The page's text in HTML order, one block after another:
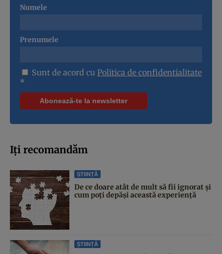
Numele
Prenumele
Sunt de acord cu Politica de confidentialitate
*
Iți recomandăm
ȘTIINȚĂ
De ce doare atât de mult să fii ignorat și
cum poți depăși această experiență
ȘTIINȚĂ